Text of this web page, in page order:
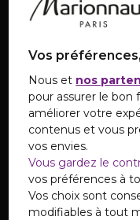
et promotions
TÉLÉCHARGEZ
Vos
Nous et nos
pour assurer le
améliorer votre
contenus et vous
vos envies.
Vous gardez le
vos préférences à
Vos choix sont
modifiables à tout